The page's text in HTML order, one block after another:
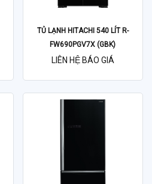
TỦ LẠNH HITACHI 540 LÍT R-
FW690PGV7X (GBK)
LIÊN HỆ BÁO GIÁ